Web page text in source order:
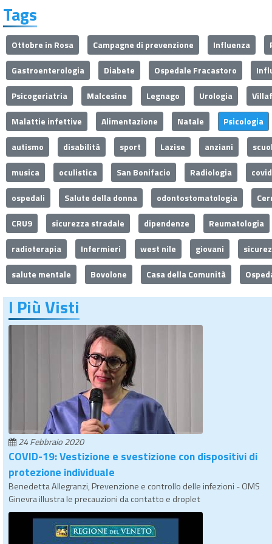
Tags
Ottobre in Rosa Campagne di prevenzione Influenza
Gastroenterologia
Diabete Ospedale Fracastoro
Psicogeriatria
Malcesine Legnago Urologia
Malattie infettive
Alimentazione Natale
Psicologia
autismo
disabilità sport Lazise anziani
musica
oculistica San Bonifacio Radiologia
ospedali
Salute della donna odontostomatologia
CRU9
sicurezza stradale dipendenze
Reumatologia
radioterapia
Infermieri west nile giovani
salute mentale
Bovolone Casa della Comunità
I Più Visti
24 Febbraio 2020
COVID-19: Vestizione e svestizione con dispositivi di
protezione individuale
Benedetta Allegranzi, Prevenzione e controllo delle infezioni - OMS
Ginevra illustra le precauzioni da contatto e droplet